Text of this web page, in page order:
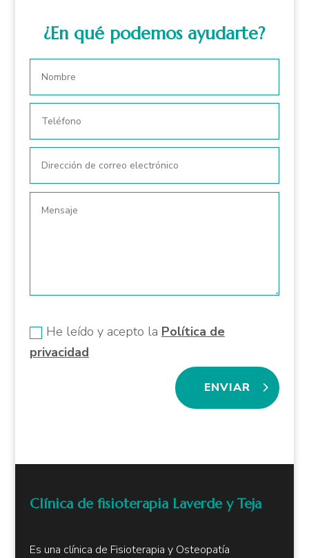
¿En qué podemos ayudarte?
He leído y acepto la Política de
privacidad
ENVIAR
Clínica de fisioterapia Laverde y Teja
Es una clínica de Fisioterapia y Osteopatía